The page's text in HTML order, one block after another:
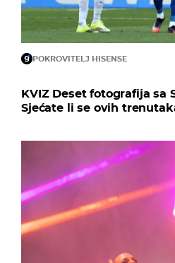
POKROVITELJ HISENSE
KVIZ Deset fotografija sa
Sjećate li se ovih